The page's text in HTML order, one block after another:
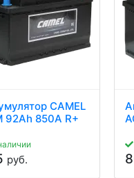
CAMEL
92Ah 850A R+
руб.